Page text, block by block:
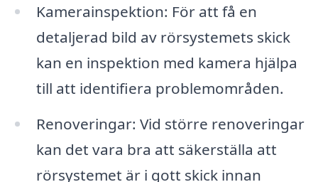
Kamerainspektion: För att få en
detaljerad bild av rörsystemets skick
kan en inspektion med kamera hjälpa
till att identifiera problemområden.
Renoveringar: Vid större renoveringar
kan det vara bra att säkerställa att
rörsystemet är i gott skick innan